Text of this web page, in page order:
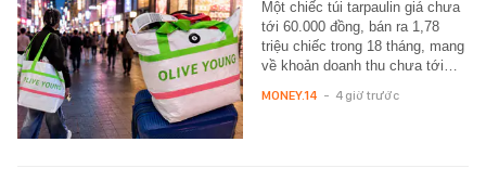
Một chiếc túi tarpaulin giá chưa
tới 60.000 đồng, bán ra 1,78
triệu chiếc trong 18 tháng, mang
về khoản doanh thu chưa tới…
MONEY.14 - 4 giờ trước